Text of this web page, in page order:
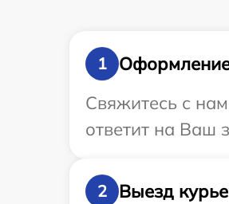
1
Свяжитесь с
ответит на Ваш
2
Выезд